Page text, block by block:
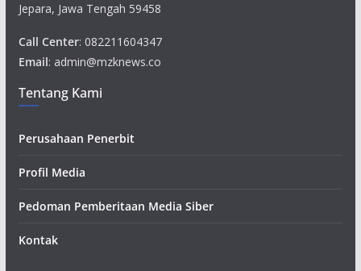
Jepara, Jawa Tengah 59458
Call Center: 082211604347
Email: admin@mzknews.co
Tentang Kami
Perusahaan Penerbit
Profil Media
Pedoman Pemberitaan Media Siber
Kontak